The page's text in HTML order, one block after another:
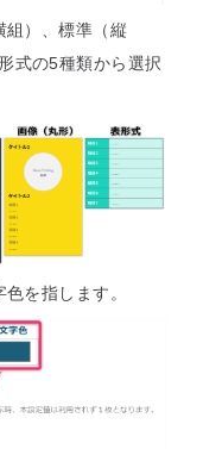
組）、標準（縦
式の5種類から選択
を指します。